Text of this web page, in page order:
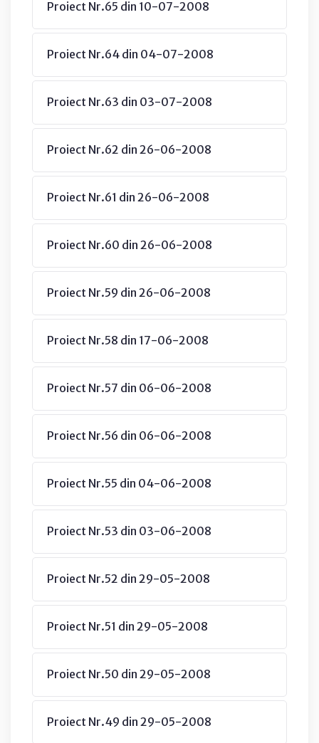
Proiect Nr.65 din 10-07-2008
Proiect Nr.64 din 04-07-2008
Proiect Nr.63 din 03-07-2008
Proiect Nr.62 din 26-06-2008
Proiect Nr.61 din 26-06-2008
Proiect Nr.60 din 26-06-2008
Proiect Nr.59 din 26-06-2008
Proiect Nr.58 din 17-06-2008
Proiect Nr.57 din 06-06-2008
Proiect Nr.56 din 06-06-2008
Proiect Nr.55 din 04-06-2008
Proiect Nr.53 din 03-06-2008
Proiect Nr.52 din 29-05-2008
Proiect Nr.51 din 29-05-2008
Proiect Nr.50 din 29-05-2008
Proiect Nr.49 din 29-05-2008